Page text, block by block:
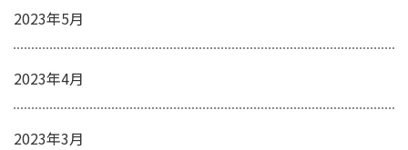
2023年5月
2023年4月
2023年3月